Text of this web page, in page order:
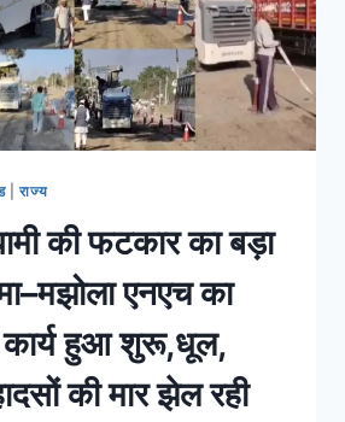
|राज्य
की फटकार का बड़ा
एनएच का
कार्य हुआ शुरू,धूल,
की मार झेल रही